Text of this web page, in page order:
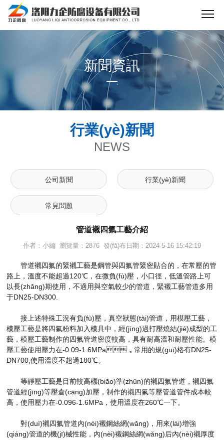
新聞資訊
行業(yè)新聞
NEWS
公司新聞 行業(yè)新聞
常見問題
管道襯四氟工藝介紹
作者：小編 瀏覽量：2876 發(fā)布日期：2024-5-16 15:42:19
管道襯四氟的緊襯工藝是鋼管與四氟管緊密貼合的，在常壓的管
路上，溫度不能超過120℃，在微負(fù)壓，小口徑，低溫管路上可
以長(zhǎng)期使用，不適用與空氣較少的管道，緊襯工藝管道多用
于DN25-DN300.
接上述特殊工況有負(fù)壓，真空狀態(tài)管道，用模壓工藝，
模壓工藝是將四氟粉料加入模具中，經(jīng)過打壓燒結(jié)成型的工
藝，模壓工藝制作的四氟管道密度較高，具有耐高溫和耐壓性能。模
壓工藝使用壓力在-0.09-1.6MPa，常用的規(guī)格有DN25-
DN700,使用溫度不超過180℃。
等靜壓工藝是目前較高標(biāo)準(zhǔn)的襯四氟管道，襯四氟
管道經(jīng)等壓倉(cāng)加壓，制作的襯四氟等壓管道管件成本較
高，使用壓力在-0.096-1.6MPa，使用溫度在260℃一下。
對(duì)襯四氟管道內(nèi)襯鋼絲網(wǎng)，用來(lái)增強
(qiáng)管道的機(jī)械性能，內(nèi)襯鋼絲網(wǎng)后內(nèi)襯厚度